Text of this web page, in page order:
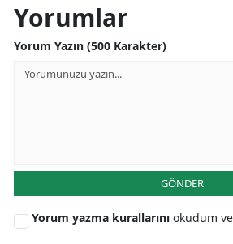
Yorumlar
Yorum Yazın (500 Karakter)
GÖNDER
Yorum yazma kurallarını okudum